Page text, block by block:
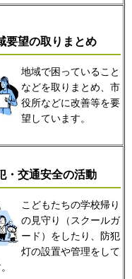
要望の取りまとめ
地域で困っていること
などを取りまとめ、市
役所などに改善等を要
望しています。
・交通安全の活動
こどもたちの学校帰り
の見守り（スクールガ
ード）をしたり、防犯
灯の設置や管理をして